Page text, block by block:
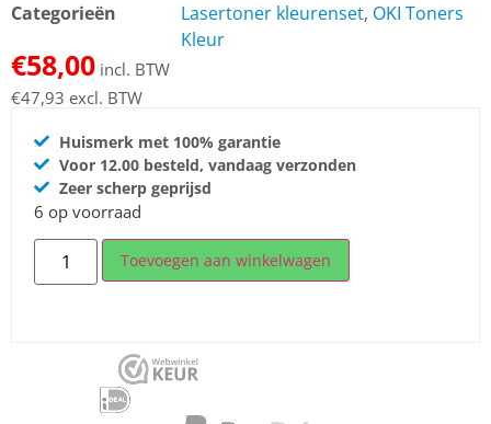
Categorieën
Lasertoner kleurenset, OKI Toners
Kleur
€58,00 incl. BTW
€47,93 excl. BTW
Huismerk met 100% garantie
Voor 12.00 besteld, vandaag verzonden
Zeer scherp geprijsd
6 op voorraad
Toevoegen aan winkelwagen